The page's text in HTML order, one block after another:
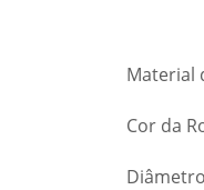
Material
Cor da